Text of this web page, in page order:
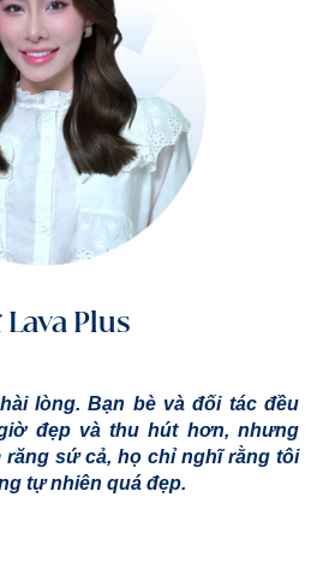
Lava Plus
lòng. Bạn bè và đối tác đều
đẹp và thu hút hơn, nhưng
sứ cả, họ chỉ nghĩ rằng tôi
tự nhiên quá đẹp.